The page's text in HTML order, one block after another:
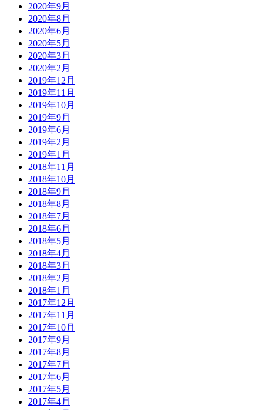
2020年9月
2020年8月
2020年6月
2020年5月
2020年3月
2020年2月
2019年12月
2019年11月
2019年10月
2019年9月
2019年6月
2019年2月
2019年1月
2018年11月
2018年10月
2018年9月
2018年8月
2018年7月
2018年6月
2018年5月
2018年4月
2018年3月
2018年2月
2018年1月
2017年12月
2017年11月
2017年10月
2017年9月
2017年8月
2017年7月
2017年6月
2017年5月
2017年4月